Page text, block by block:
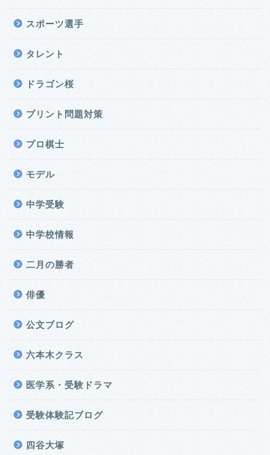
スポーツ選手
タレント
ドラゴン桜
プリント問題対策
プロ棋士
モデル
中学受験
中学校情報
二月の勝者
俳優
公文ブログ
六本木クラス
医学系・受験ドラマ
受験体験記ブログ
四谷大塚